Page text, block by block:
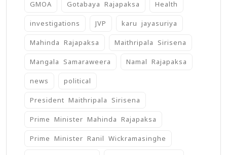
GMOA Gotabaya Rajapaksa Health
investigations JVP karu jayasuriya
Mahinda Rajapaksa Maithripala Sirisena
Mangala Samaraweera Namal Rajapaksa
news political
President Maithripala Sirisena
Prime Minister Mahinda Rajapaksa
Prime Minister Ranil Wickramasinghe